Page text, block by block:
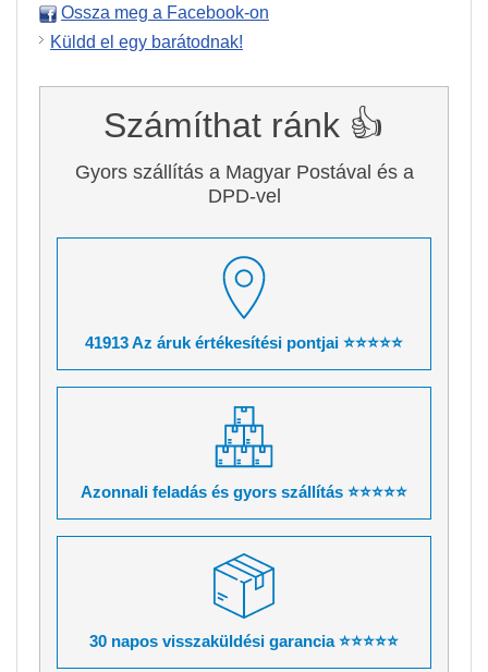
Ossza meg a Facebook-on
Küldd el egy barátodnak!
Számíthat ránk 👍
Gyors szállítás a Magyar Postával és a
DPD-vel
41913 Az áruk értékesítési pontjai ⭐⭐⭐⭐⭐
Azonnali feladás és gyors szállítás ⭐⭐⭐⭐⭐
30 napos visszaküldési garancia ⭐⭐⭐⭐⭐